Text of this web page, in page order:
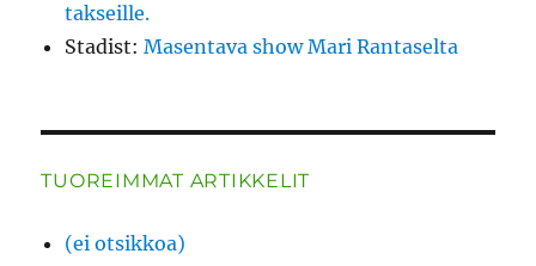
takseille.
Stadist:Masentava show Mari Rantaselta
TUOREIMMAT ARTIKKELIT
(ei otsikkoa)